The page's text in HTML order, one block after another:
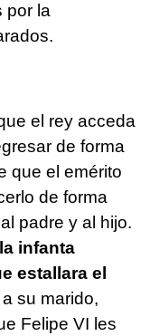
por la
el rey acceda
de forma
que el emérito
de forma
padre y al hijo.
infanta
estallara el
su marido,
Felipe VI les